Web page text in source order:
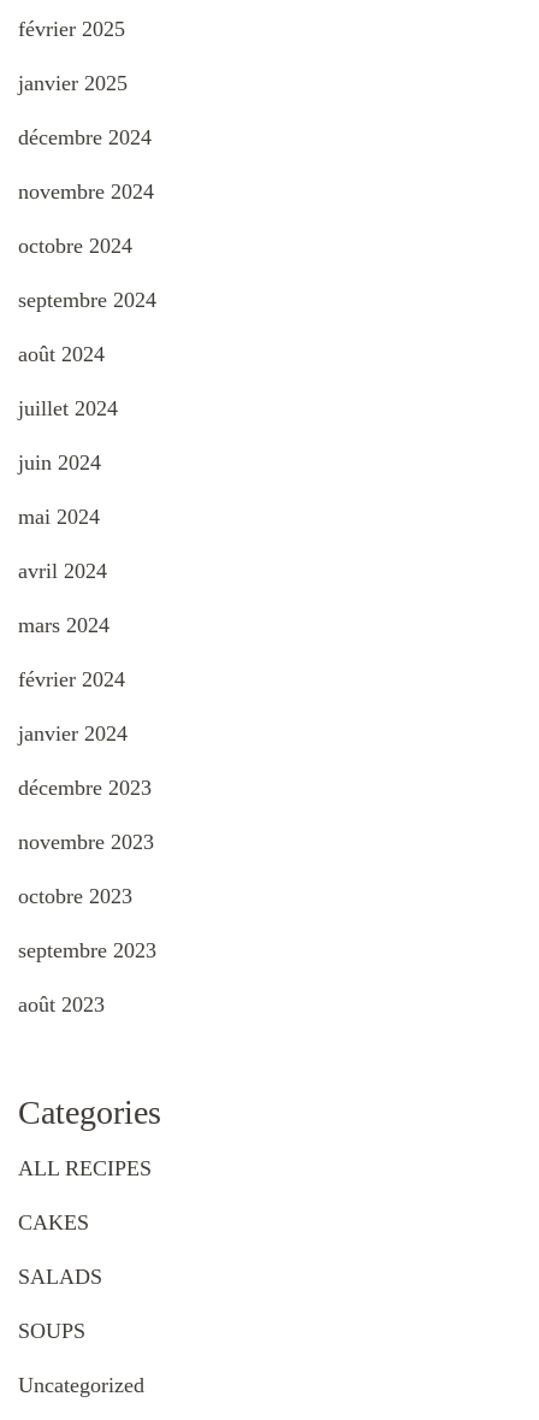
février 2025
janvier 2025
décembre 2024
novembre 2024
octobre 2024
septembre 2024
août 2024
juillet 2024
juin 2024
mai 2024
avril 2024
mars 2024
février 2024
janvier 2024
décembre 2023
novembre 2023
octobre 2023
septembre 2023
août 2023
Categories
ALL RECIPES
CAKES
SALADS
SOUPS
Uncategorized